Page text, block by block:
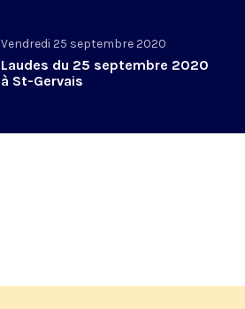
Vendredi 25 septembre 2020
Laudes du 25 septembre 2020
à St-Gervais